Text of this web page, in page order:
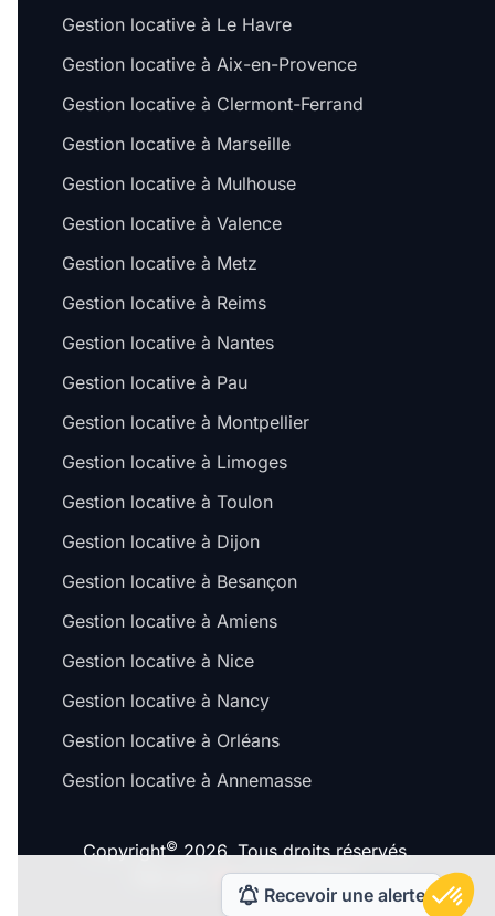
Recevoir une alerte
Gestion locative à Le Havre
Gestion locative à Aix-en-Provence
Gestion locative à Clermont-Ferrand
Gestion locative à Marseille
Gestion locative à Mulhouse
Gestion locative à Valence
Gestion locative à Metz
Gestion locative à Reims
Gestion locative à Nantes
Gestion locative à Pau
Gestion locative à Montpellier
Gestion locative à Limoges
Gestion locative à Toulon
Gestion locative à Dijon
Gestion locative à Besançon
Gestion locative à Amiens
Gestion locative à Nice
Gestion locative à Nancy
Gestion locative à Orléans
Gestion locative à Annemasse
Copyright©2026. Tous droits réservés.
à Lyon & Paris.
Salut c'est nous...
les Cookies !
On a attendu d'être sûrs que le contenu de ce site vous
pendant votre visite...
Pour modifier vos préférences par la suite, cliquez sur le
'Préférences de cookies' situé dans le pied de page.
Consentements certifiés par
OK